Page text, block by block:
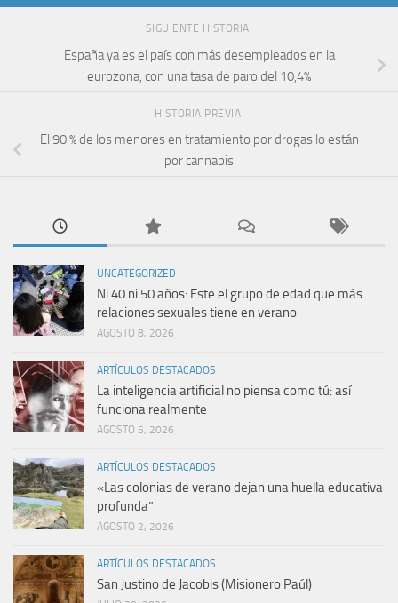
SIGUIENTE HISTORIA
España ya es el país con más desempleados en la
eurozona, con una tasa de paro del 10,4%
HISTORIA PREVIA
El 90 % de los menores en tratamiento por drogas lo están
por cannabis
UNCATEGORIZED
Ni 40 ni 50 años: Este el grupo de edad que más
relaciones sexuales tiene en verano
AGOSTO 8, 2026
ARTÍCULOS DESTACADOS
La inteligencia artificial no piensa como tú: así
funciona realmente
AGOSTO 5, 2026
ARTÍCULOS DESTACADOS
«Las colonias de verano dejan una huella educativa
profunda”
AGOSTO 2, 2026
ARTÍCULOS DESTACADOS
San Justino de Jacobis (Misionero Paúl)